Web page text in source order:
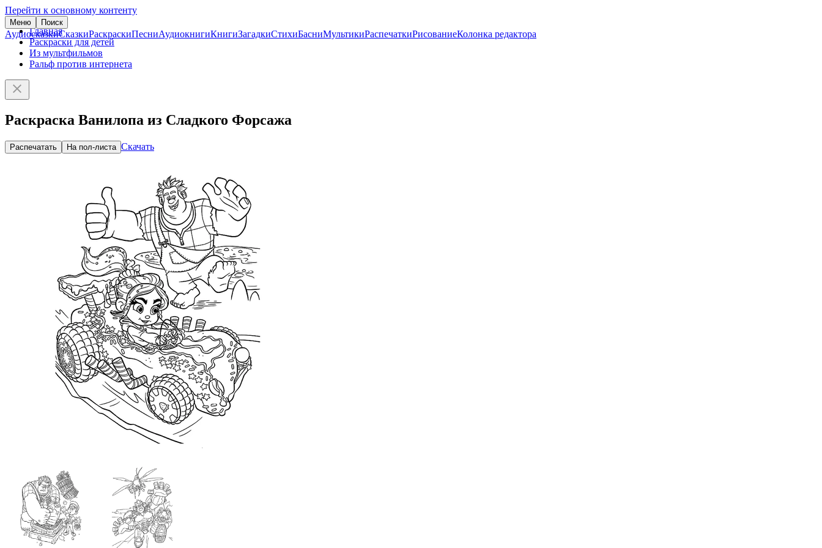
Перейти к основному контенту
Меню Поиск
АудиосказкиСказкиРаскраскиПесниАудиокнигиКнигиЗагадкиСтихиБасниМультикиРаспечаткиРисованиеКолонка редактора
Главная
Раскраски для детей
Из мультфильмов
Ральф против интернета
Раскраска Ванилопа из Сладкого Форсажа
Распечатать На пол-листа Скачать